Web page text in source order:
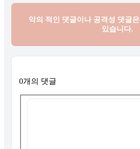
악의 적인 댓글이나 공격성 댓글은
있습니다.
0개의 댓글